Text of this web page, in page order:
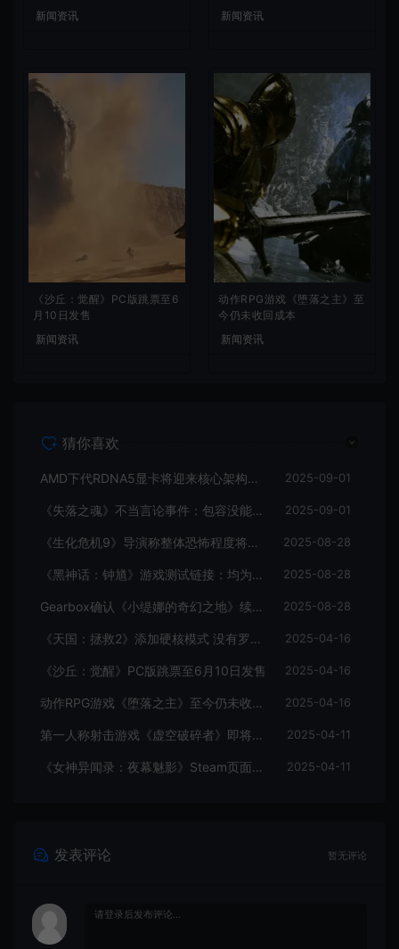
新闻资讯
新闻资讯
《沙丘：觉醒》PC版跳票至6
月10日发售
新闻资讯
动作RPG游戏《堕落之主》至
今仍未收回成本
新闻资讯
猜你喜欢
AMD下代RDNA5显卡将迎来核心架构大幅升级 2025-09-01
《失落之魂》不当言论事件：包容没能消解过激言论 2025-09-01
《生化危机9》导演称整体恐怖程度将进一步提升 2025-08-28
《黑神话：钟馗》游戏测试链接：均为骗子 2025-08-28
Gearbox确认《小缇娜的奇幻之地》续作正在开发中 2025-08-28
《天国：拯救2》添加硬核模式 没有罗盘和快速旅行 2025-04-16
《沙丘：觉醒》PC版跳票至6月10日发售 2025-04-16
动作RPG游戏《堕落之主》至今仍未收回成本 2025-04-16
第一人称射击游戏《虚空破碎者》即将多平台上线 2025-04-11
《女神异闻录：夜幕魅影》Steam页面上线 2025-04-11
发表评论 暂无评论